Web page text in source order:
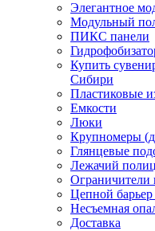
Элегантное
Модульный
ПИКС панели
Купить
Сибири
Пластиковые
Емкости
Люки
Крупномеры
Глянцевые
Лежачий
Ограничители
Цепной
Несъемная
Доставка